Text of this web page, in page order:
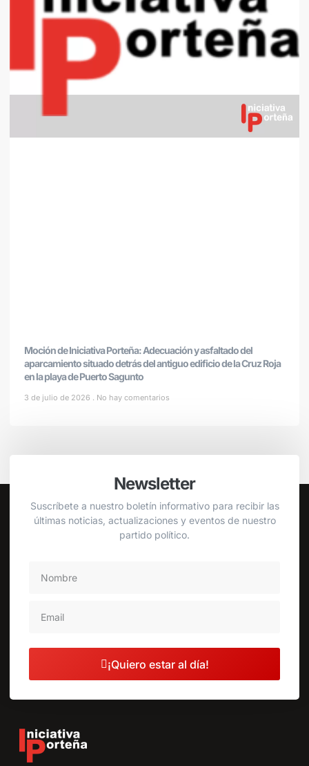
Moción de Iniciativa Porteña: Adecuación y asfaltado del
aparcamiento situado detrás del antiguo edificio de la Cruz Roja
en la playa de Puerto Sagunto
3 de julio de 2026 No hay comentarios
Newsletter
Suscríbete a nuestro boletín informativo para recibir las
últimas noticias, actualizaciones y eventos de nuestro
partido político.
¡Quiero estar al día!